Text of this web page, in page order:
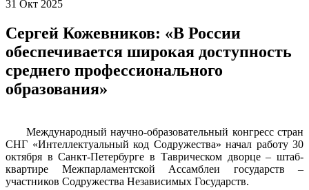
31 Окт 2025
Сергей Кожевников: «В России
обеспечивается широкая доступность
среднего профессионального
образования»
Международный научно-образовательный конгресс стран
СНГ «Интеллектуальный код Содружества» начал работу 30
октября в Санкт-Петербурге в Таврическом дворце – штаб-
квартире Межпарламентской Ассамблеи государств –
участников Содружества Независимых Государств.